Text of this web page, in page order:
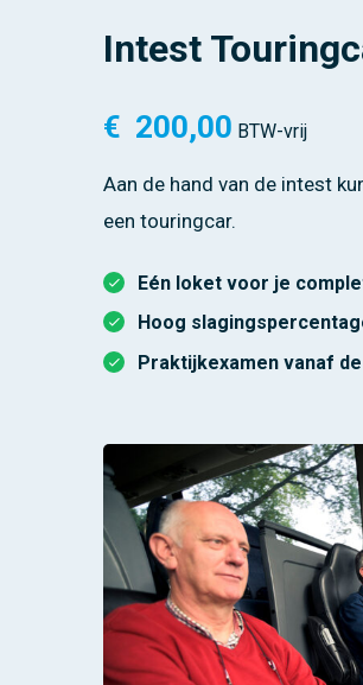
Intest
€ 200,00 BTW-vrij
Aan de hand van de intest
een touringcar.
Eén loket voor je
Hoog
Praktijkexamen vanaf